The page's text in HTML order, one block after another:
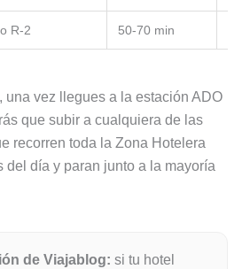
R-2 50-70 min
una vez llegues a la estación ADO
que subir a cualquiera de las
recorren toda la Zona Hotelera
del día y paran junto a la mayoría
de Viajablog: si tu hotel